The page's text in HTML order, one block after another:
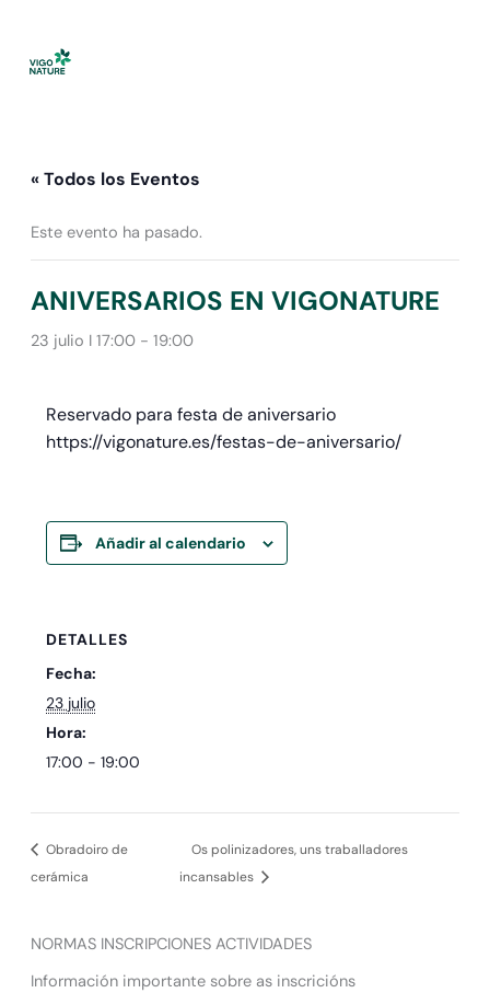
contenido
« Todos los Eventos
Este evento ha pasado.
ANIVERSARIOS EN VIGONATURE
23 julio I 17:00- 19:00
Reservado para festa de aniversario
https://vigonature.es/festas-de-aniversario/
Añadir al calendario
DETALLES
Fecha:
23 julio
Hora:
17:00 - 19:00
Obradoiro de
cerámica
Os polinizadores, uns traballadores
incansables
NORMAS INSCRIPCIONES ACTIVIDADES
Información importante sobre as inscricións